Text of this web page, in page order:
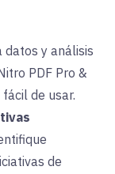
datos y análisis
PDF Pro &
de usar.
de